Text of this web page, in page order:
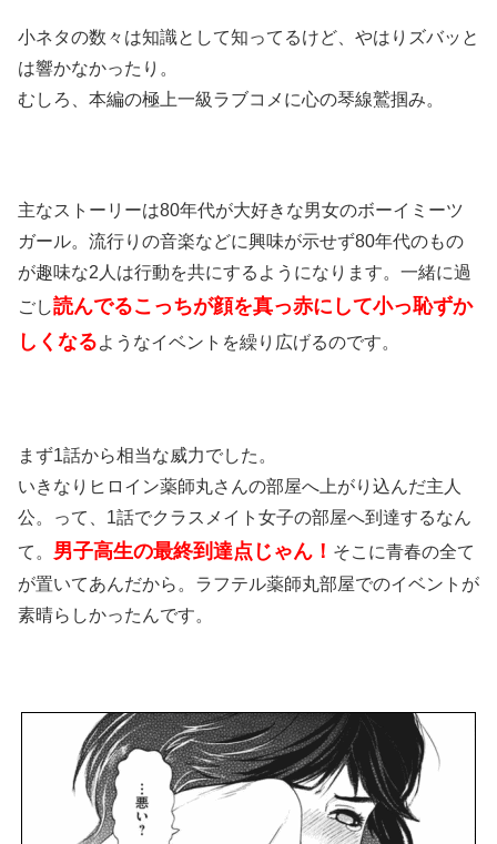
小ネタの数々は知識として知ってるけど、やはりズバッと
は響かなかったり。
むしろ、本編の極上一級ラブコメに心の琴線鷲掴み。
主なストーリーは80年代が大好きな男女のボーイミーツ
ガール。流行りの音楽などに興味が示せず80年代のもの
が趣味な2人は行動を共にするようになります。一緒に過
ごし読んでるこっちが顔を真っ赤にして小っ恥ずか
しくなるようなイベントを繰り広げるのです。
まず1話から相当な威力でした。
いきなりヒロイン薬師丸さんの部屋へ上がり込んだ主人
公。って、1話でクラスメイト女子の部屋へ到達するなん
て。 男子高生の最終到達点じゃん！ そこに青春の全て
が置いてあんだから。ラフテル薬師丸部屋でのイベントが
素晴らしかったんです。